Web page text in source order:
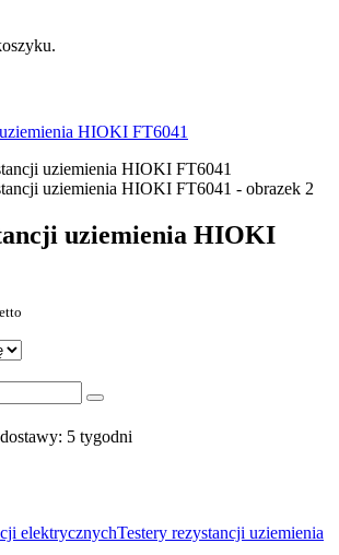
uziemienia HIOKI
zł
5 tygodni
elektrycznychTestery rezystancji uziemienia